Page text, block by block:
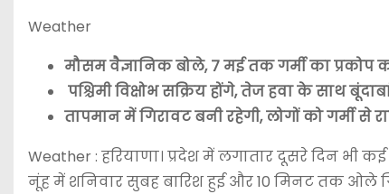
Weather
मौसम वैज्ञानिक बोले, 7 मई तक गर्मी का प्रकोप
पश्चिमी विक्षोभ सक्रिय होंगे, तेज हवा के साथ
तापमान में गिरावट बनी रहेगी, लोगों को गर्मी से
Weather : हरियाणा। प्रदेश में लगातार दूसरे दिन भी
नूंह में शनिवार सुबह बारिश हुई और 10 मिनट तक ओले